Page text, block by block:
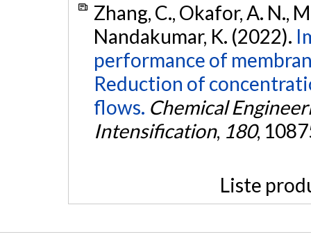
Zhang, C., Okafor, A. N.,
Nandakumar, K. (2022).
performance of
Reduction of
flows. Chemical
Intensification, 180,
Liste